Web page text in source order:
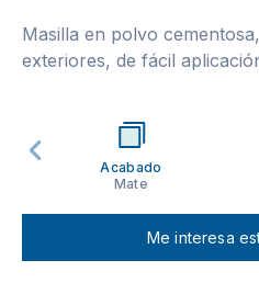
Masilla en polvo
exteriores, de fácil
Acabado
Mate
Me interesa